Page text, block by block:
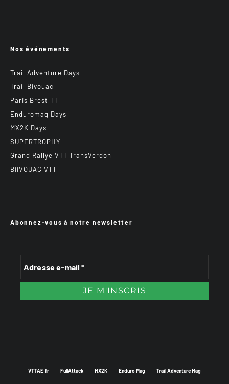
Nos événements
Trail Adventure Days
Trail Bivouac
Paris Brest TT
Enduromag Days
MX2K Days
SUPERTROPHY
Grand Rallye VTT TransVerdon
BiiVOUAC VTT
Abonnez-vous à notre newsletter
VTTAE.fr FullAttack MX2K Enduro Mag Trail Adventure Mag